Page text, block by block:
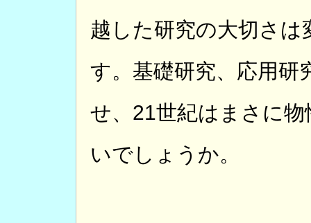
越した研究の大切さ
す。基礎研究、応用研
せ、21世紀はまさに
いでしょうか。